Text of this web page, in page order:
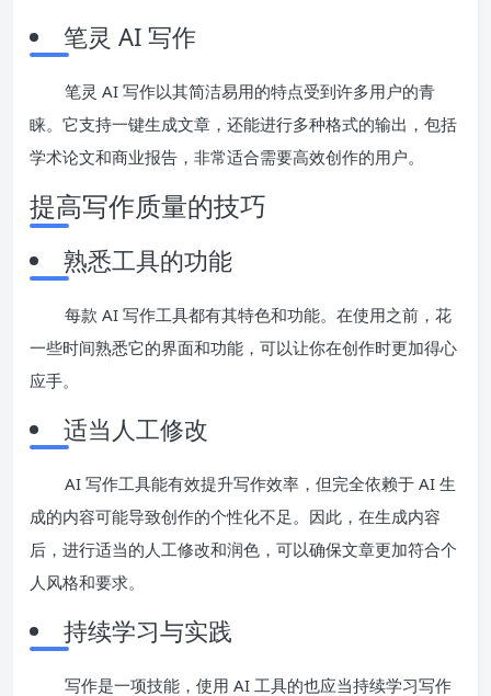
笔灵 AI 写作
笔灵 AI 写作以其简洁易用的特点受到许多用户的青
睐。它支持一键生成文章，还能进行多种格式的输出，包括
学术论文和商业报告，非常适合需要高效创作的用户。
提高写作质量的技巧
熟悉工具的功能
每款 AI 写作工具都有其特色和功能。在使用之前，花
一些时间熟悉它的界面和功能，可以让你在创作时更加得心
应手。
适当人工修改
AI 写作工具能有效提升写作效率，但完全依赖于 AI 生
成的内容可能导致创作的个性化不足。因此，在生成内容
后，进行适当的人工修改和润色，可以确保文章更加符合个
人风格和要求。
持续学习与实践
写作是一项技能，使用 AI 工具的也应当持续学习写作